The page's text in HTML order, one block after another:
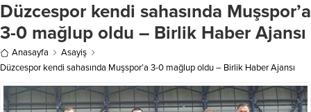
Düzcespor kendi sahasında Muşspor’a
3-0 mağlup oldu – Birlik Haber Ajansı
Anasayfa
Asayiş
Düzcespor kendi sahasında Muşspor’a 3-0 mağlup oldu – Birlik Haber Ajansı